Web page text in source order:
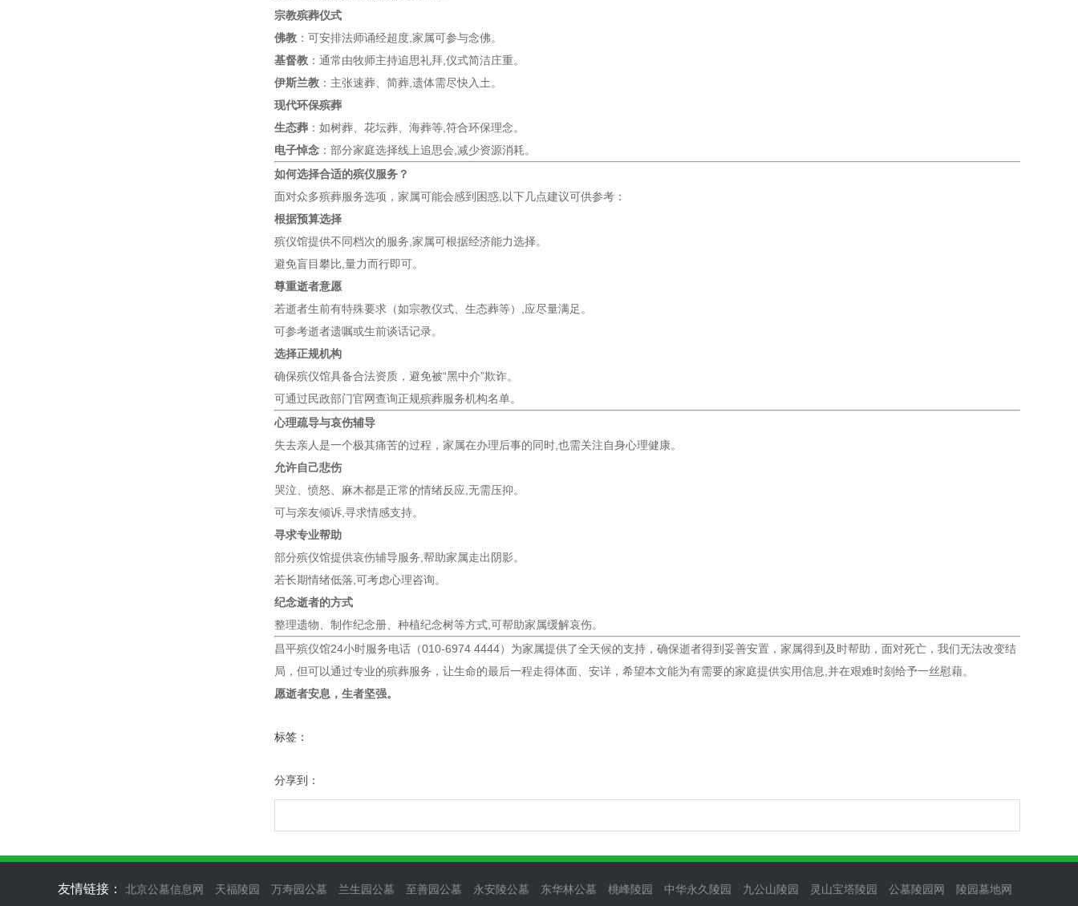
宗教殡葬仪式
佛教 ：可安排法师诵经超度,家属可参与念佛。
基督教 ：通常由牧师主持追思礼拜,仪式简洁庄重。
伊斯兰教 ：主张速葬、简葬,遗体需尽快入土。
现代环保殡葬
生态葬 ：如树葬、花坛葬、海葬等,符合环保理念。
电子悼念 ：部分家庭选择线上追思会,减少资源消耗。
如何选择合适的殡仪服务？
面对众多殡葬服务选项，家属可能会感到困惑,以下几点建议可供参考：
根据预算选择
殡仪馆提供不同档次的服务,家属可根据经济能力选择。
避免盲目攀比,量力而行即可。
尊重逝者意愿
若逝者生前有特殊要求（如宗教仪式、生态葬等）,应尽量满足。
可参考逝者遗嘱或生前谈话记录。
选择正规机构
确保殡仪馆具备合法资质，避免被“黑中介”欺诈。
可通过民政部门官网查询正规殡葬服务机构名单。
心理疏导与哀伤辅导
失去亲人是一个极其痛苦的过程，家属在办理后事的同时,也需关注自身心理健康。
允许自己悲伤
哭泣、愤怒、麻木都是正常的情绪反应,无需压抑。
可与亲友倾诉,寻求情感支持。
寻求专业帮助
部分殡仪馆提供哀伤辅导服务,帮助家属走出阴影。
若长期情绪低落,可考虑心理咨询。
纪念逝者的方式
整理遗物、制作纪念册、种植纪念树等方式,可帮助家属缓解哀伤。
昌平殡仪馆24小时服务电话（010-6974 4444）为家属提供了全天候的支持，确保逝者得到妥善安置，家属得到及时帮助，面对死亡，我们无法改变结
局，但可以通过专业的殡葬服务，让生命的最后一程走得体面、安详，希望本文能为有需要的家庭提供实用信息,并在艰难时刻给予一丝慰藉。
愿逝者安息，生者坚强。
标签：
分享到：
友情链接： 北京公墓信息网 天福陵园 万寿园公墓 兰生园公墓 至善园公墓 永安陵公墓 东华林公墓 桃峰陵园 中华永久陵园 九公山陵园 灵山宝塔陵园 公墓陵园网 陵园墓地网